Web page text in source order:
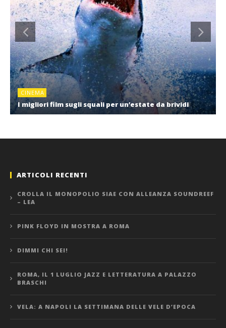
CINEMA
I migliori film sugli squali per un’estate da brividi
ARTICOLI RECENTI
CROLLA IL MONOPOLIO SIAE CON ALLEANZA SOUNDREEF
– LEA
PINK FLOYD IN MOSTRA A ROMA
DIMMI CHI SEI!
ROMA, IL 1 LUGLIO JAZZ E LETTERATURA A PALAZZO
BRASCHI
VELA: A NAPOLI LA SETTIMANA DELLE VELE D’EPOCA